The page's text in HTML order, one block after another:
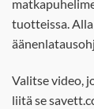
tuotteissa.
Valitse video,
liitä se